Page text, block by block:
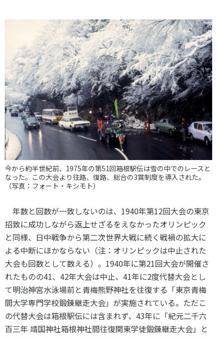
今から約半世紀前、1975年の第51回箱根駅伝は雪の中でのレースと
なった。この大会より往路、復路、総合の3賞制度を導入された。
（写真：フォート・キシモト）
年数と回数が一致しないのは、 1940年第12回大会の東京
招致に成功しながら返上せざるをえなかったオリンピック
と同様、日中戦争から第二次世界大戦に続く戦禍の拡大に
よる中断にほかならない（注：オリンピックは中止された
大会も回数として数える）。 1940年に第21回大会が開催さ
れたものの41、 42年大会は中止、 41年に2度代替大会とし
て明治神宮水泳場前と青梅熊野神社を往復する「東京青梅
間大学専門学校鍛錬継走大会」が実施されている。ただこ
の代替大会は箱根駅伝には含まれず、 43年に「紀元二千六
百三年 靖国神社箱根神社間往復関東学徒鍛錬継走大会」と